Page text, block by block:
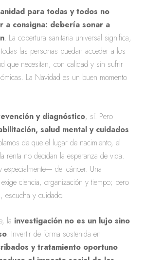
para todas y todos no
a consigna: debería sonar a
. La cobertura sanitaria universal significa,
las personas puedan acceder a los
que necesitan, con calidad y sin sufrir
La Navidad es un buen momento
y diagnóstico, sí. Pero
salud mental y cuidados
de que el lugar de nacimiento, el
renta no decidan la esperanza de vida.
del cáncer. Una
ciencia, organización y tiempo; pero
escucha y cuidado.
la investigación no es un lujo sino
. Invertir de forma sostenida en
y tratamiento oportuno